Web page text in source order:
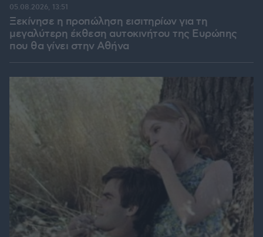
Ξεκίνησε η προπώληση εισιτηρίων για τη
μεγαλύτερη έκθεση αυτοκινήτου της Ευρώπης
που θα γίνει στην Αθήνα
05.08.2026, 13:51